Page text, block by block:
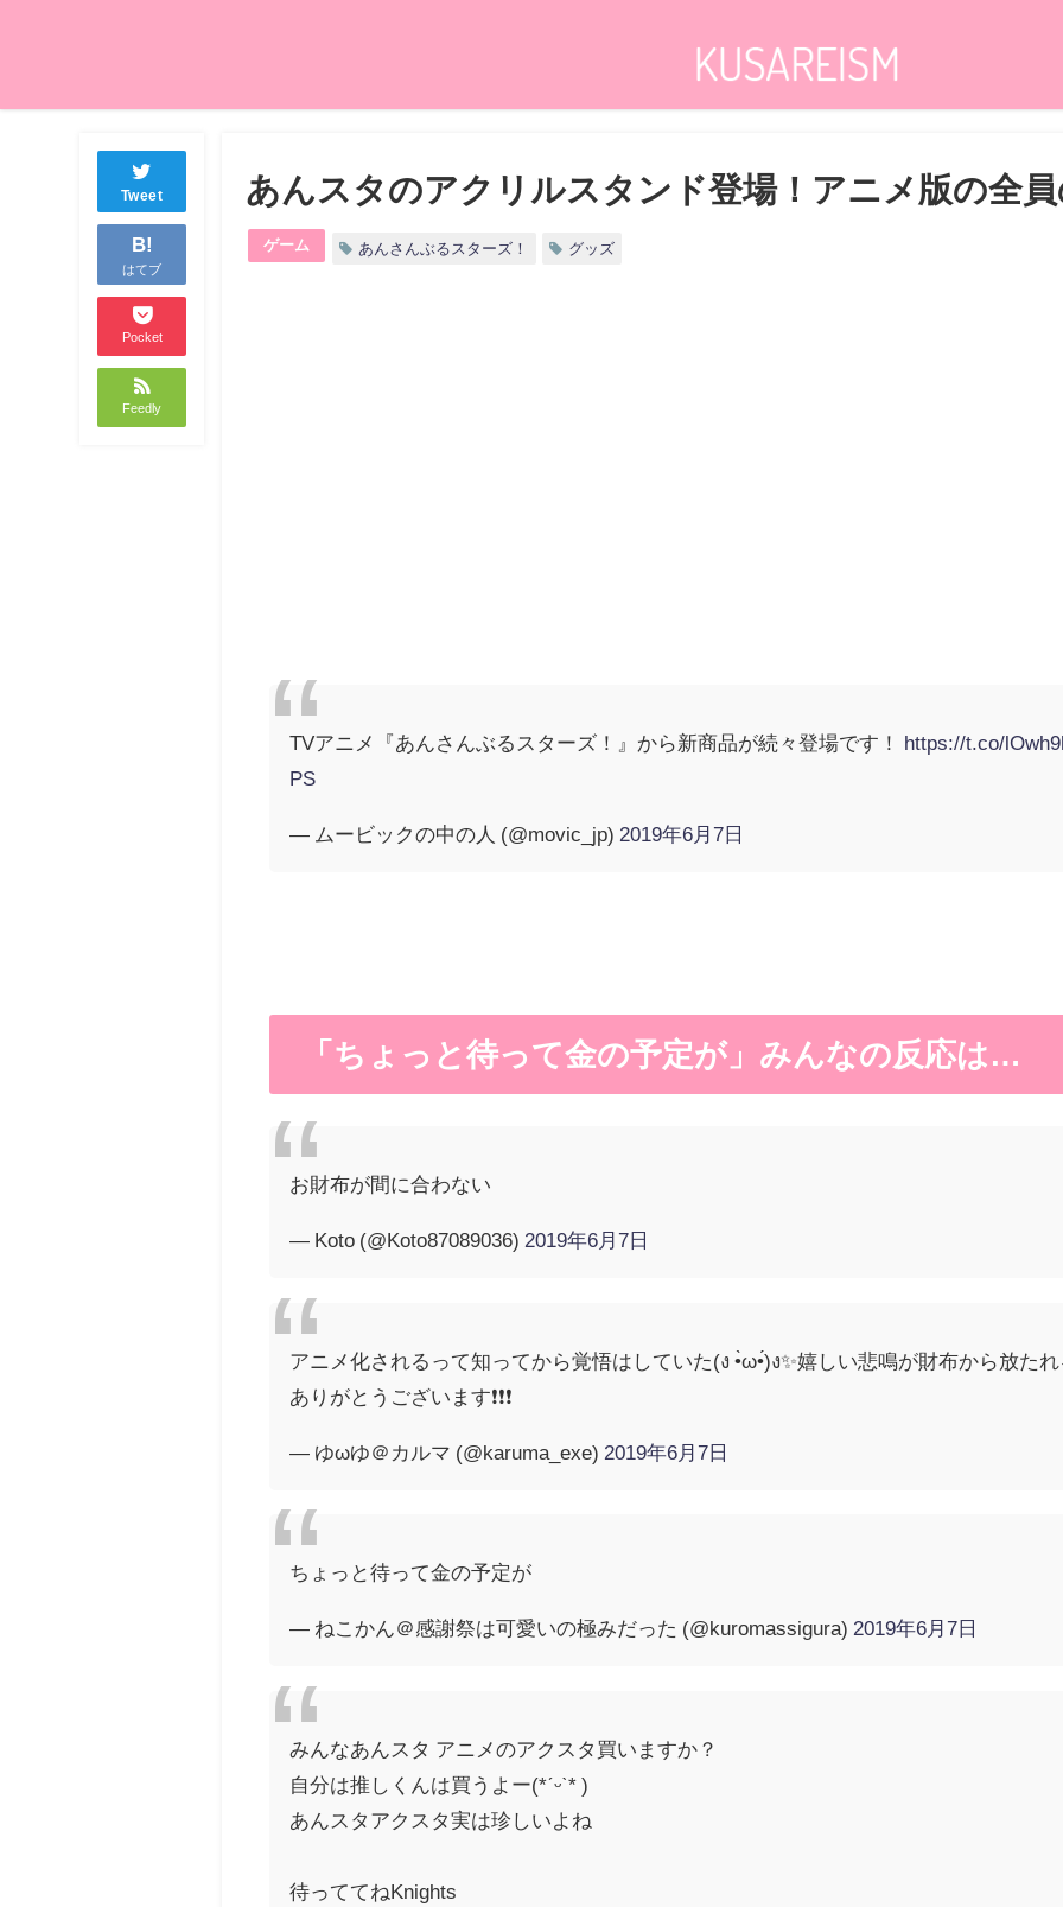
Tweet
B!
はてブ
Pocket
Feedly
あんスタのアクリルスタンド登場！アニメ版の全
ゲーム あんさんぶるスターズ！ グッズ
TVアニメ『あんさんぶるスターズ！』から新商品が続々登場です！ https://t.co/
PS
— ムービックの中の人 (@movic_jp) 2019年6月7日
「ちょっと待って金の予定が」みんなの反応は…
お財布が間に合わない
— Koto (@Koto87089036) 2019年6月7日
アニメ化されるって知ってから覚悟はしていた(ง •̀ω•́)ง✨嬉しい悲鳴が財布から放た
ありがとうございます❗❗❗
— ゆωゆ＠カルマ (@karuma_exe) 2019年6月7日
ちょっと待って金の予定が
— ねこかん＠感謝祭は可愛いの極みだった (@kuromassigura) 2019年6月7日
みんなあんスタ アニメのアクスタ買いますか？
自分は推しくんは買うよー(*ˊᵕˋ* )
あんスタアクスタ実は珍しいよね
待っててねKnights